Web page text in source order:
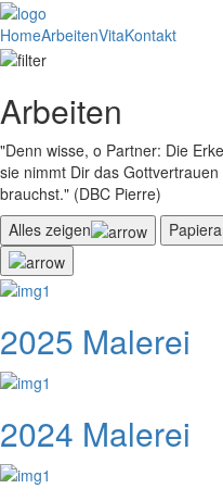
HomeArbeitenVitaKontakt
Arbeiten
"Denn wisse, o Partner: Die
sie nimmt Dir das
brauchst." (DBC Pierre)
Alles zeigen
2025 Malerei
2024 Malerei